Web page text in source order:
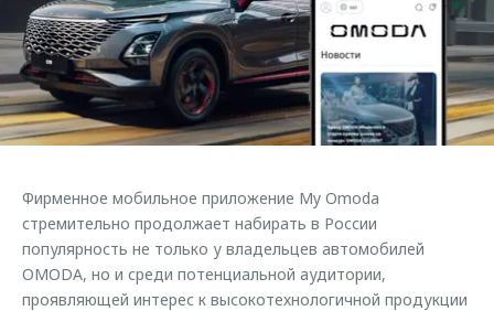
Страхование
Кредитный калькулятор
Аксессуары
Одежда и сувениры
Запчасти
Трейд-ин
Калькулятор трейд-ин
Клиентская поддержка
O&J Автоклуб
Клуб владельцев OMODA
Приложение O&J
Одежда и сувениры
Оригинальные аксессуары
Запчасти
Обратная связь
Фирменное мобильное приложение My Omoda
стремительно продолжает набирать в России
популярность не только у владельцев автомобилей
OMODA, но и среди потенциальной аудитории,
проявляющей интерес к высокотехнологичной продукции